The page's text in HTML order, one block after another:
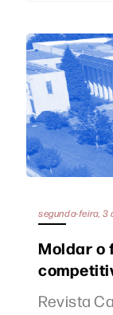
segunda-feira, 3
Moldar o
Revista